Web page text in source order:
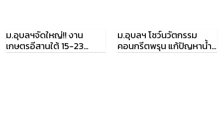
ม.อุบลฯจัดใหญ่!! งาน
เกษตรอีสานใต้ 15-23
ก.พ.62
ม.อุบลฯ โชว์นวัตกรรม
คอนกรีตพรุน แก้ปัญหาน้ำ
ขังบนทางเท้า